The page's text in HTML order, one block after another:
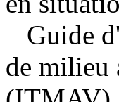
Guide
de milieu